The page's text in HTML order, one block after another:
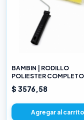
BAMBIN | RODILLO
POLIESTER
$ 3576,58
Agregar al carrito